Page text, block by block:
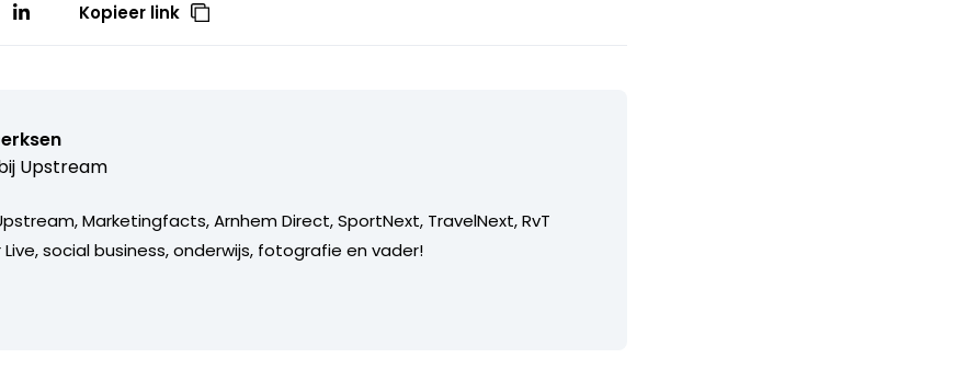
Kopieer link
Upstream
Marketingfacts, Arnhem Direct, SportNext, TravelNext, RvT
Live, social business, onderwijs, fotografie en vader!